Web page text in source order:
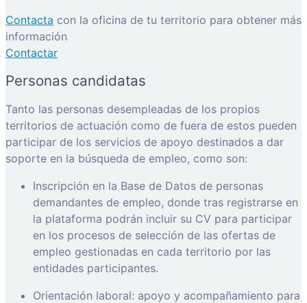
Contacta con la oficina de tu territorio para obtener más
información
Contactar
Personas candidatas
Tanto las personas desempleadas de los propios
territorios de actuación como de fuera de estos pueden
participar de los servicios de apoyo destinados a dar
soporte en la búsqueda de empleo, como son:
Inscripción en la Base de Datos de personas
demandantes de empleo, donde tras registrarse en
la plataforma podrán incluir su CV para participar
en los procesos de selección de las ofertas de
empleo gestionadas en cada territorio por las
entidades participantes.
Orientación laboral: apoyo y acompañamiento para